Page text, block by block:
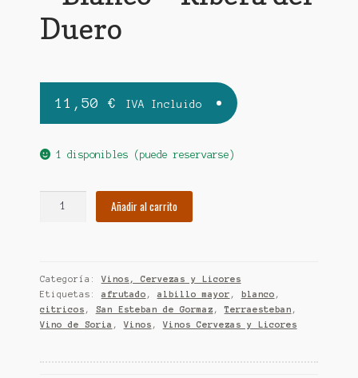
Duero
11,50 € IVA Incluido
1 disponibles (puede reservarse)
del
Añadir al carrito
Categoría:Vinos, Cervezas y Licores
Etiquetas: afrutado , albillo mayor , blanco ,
citricos , San Esteban de Gormaz ,Terraesteban ,
Vino de Soria ,Vinos ,Vinos Cervezas y Licores